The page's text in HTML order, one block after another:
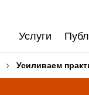
Услуги
Усиливаем